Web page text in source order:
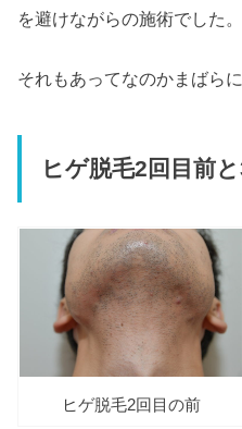
を避けながらの施術でした。
それもあってなのかまばら
ヒゲ脱毛2回目前
ヒゲ脱毛2回目の前